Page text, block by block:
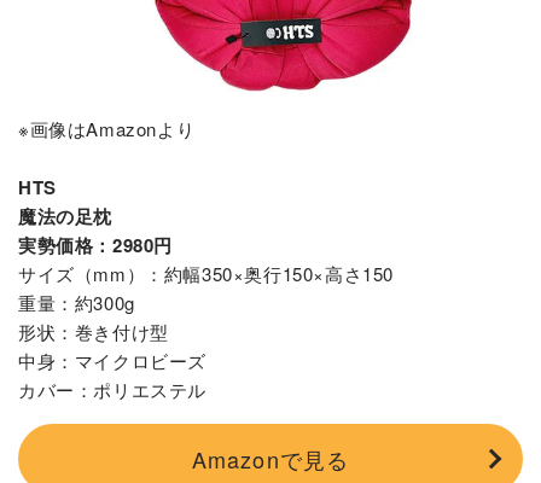
※画像はAmazonより
HTS
魔法の足枕
実勢価格：2980円
サイズ（mm）：約幅350×奥行150×高さ150
重量：約300g
形状：巻き付け型
中身：マイクロビーズ
カバー：ポリエステル
Amazonで見る